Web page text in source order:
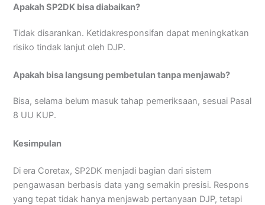
Apakah SP2DK bisa diabaikan?
Tidak disarankan. Ketidakresponsifan dapat meningkatkan
risiko tindak lanjut oleh DJP.
Apakah bisa langsung pembetulan tanpa menjawab?
Bisa, selama belum masuk tahap pemeriksaan, sesuai Pasal
8 UU KUP.
Kesimpulan
Di era Coretax, SP2DK menjadi bagian dari sistem
pengawasan berbasis data yang semakin presisi. Respons
yang tepat tidak hanya menjawab pertanyaan DJP, tetapi